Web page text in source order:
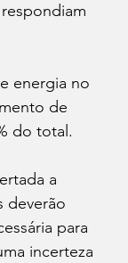
energia no
de
do total.
a
deverão
para
incerteza